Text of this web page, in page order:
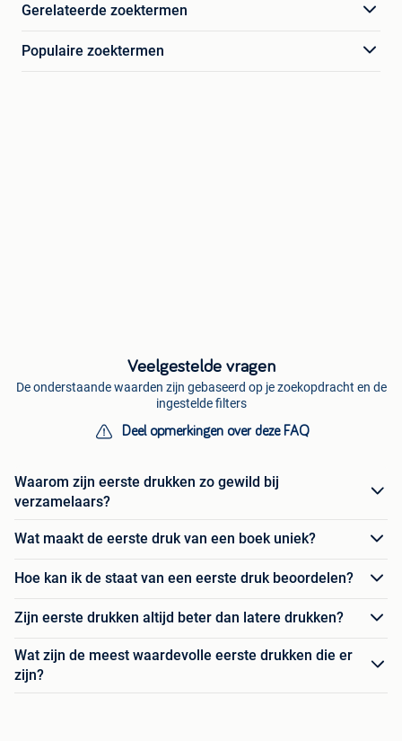
Gerelateerde zoektermen
Populaire zoektermen
Veelgestelde vragen
De onderstaande waarden zijn gebaseerd op je zoekopdracht en de
ingestelde filters
Deel opmerkingen over deze FAQ
Waarom zijn eerste drukken zo gewild bij
verzamelaars?
Wat maakt de eerste druk van een boek uniek?
Hoe kan ik de staat van een eerste druk beoordelen?
Zijn eerste drukken altijd beter dan latere drukken?
Wat zijn de meest waardevolle eerste drukken die er
zijn?